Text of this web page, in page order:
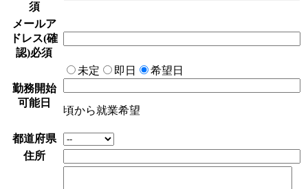
須
メールア
ドレス(確
認)必須
勤務開始
可能日
未定 即日 希望日
頃から就業希望
都道府県
住所